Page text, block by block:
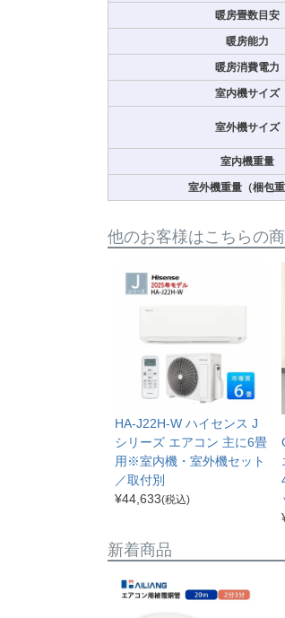
暖房畳数目安
暖房能力
暖房消費電力
室内機サイズ
室外機サイズ
室内機重量
室外機重量（梱包重
他のお客様はこちらの
HA-J22H-W ハイセンス J
シリーズ エアコン 主に6畳
用※室内機・室外機セット
／取付別
¥44,633(税込)
新着商品